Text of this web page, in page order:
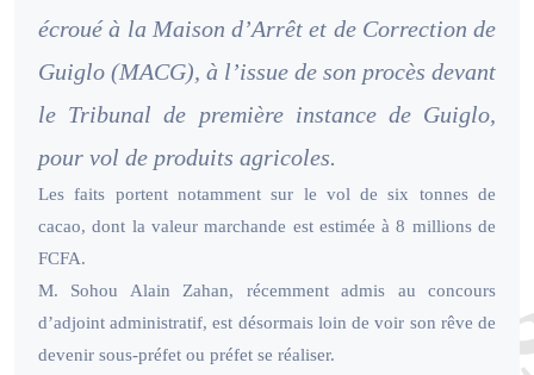
écroué à la Maison d’Arrêt et de Correction de
Guiglo (MACG), à l’issue de son procès devant
le Tribunal de première instance de Guiglo,
pour vol de produits agricoles.
Les faits portent notamment sur le vol de six tonnes de
cacao, dont la valeur marchande est estimée à 8 millions de
FCFA.
M. Sohou Alain Zahan, récemment admis au concours
d’adjoint administratif, est désormais loin de voir son rêve de
devenir sous-préfet ou préfet se réaliser.